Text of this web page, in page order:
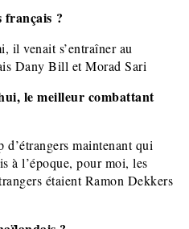
français ?
il venait s’entraîner au
Dany Bill et Morad Sari
le meilleur combattant
d’étrangers maintenant qui
à l’époque, pour moi, les
étaient Ramon Dekkers